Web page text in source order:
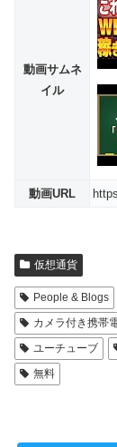
動画サムネ
イル
動画URL
仮想通貨
People & Blogs
カメラ付き携帯
ユーチューブ
無料